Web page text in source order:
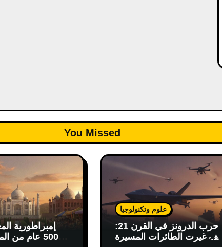
You Missed
إمبراطورية
500 عام من
علوم وتكنولوجيا
حرب الدرونز في القرن 21:
كيف غيرت الطائرات المسيرة